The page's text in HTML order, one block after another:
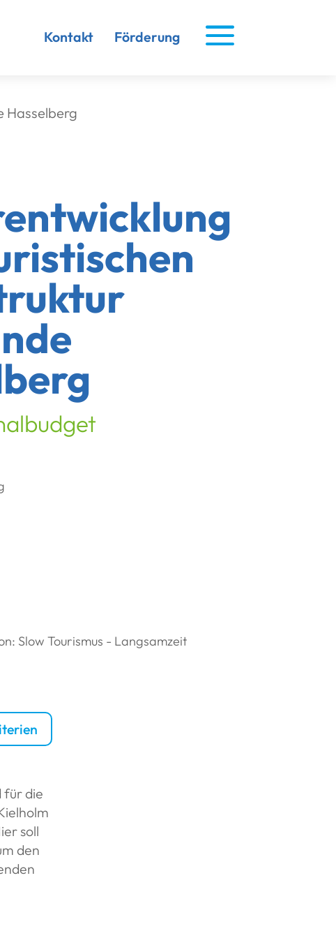
Kontakt Förderung a
Hasselberg
Slow Tourismus - Langsamzeit
für die
soll
den